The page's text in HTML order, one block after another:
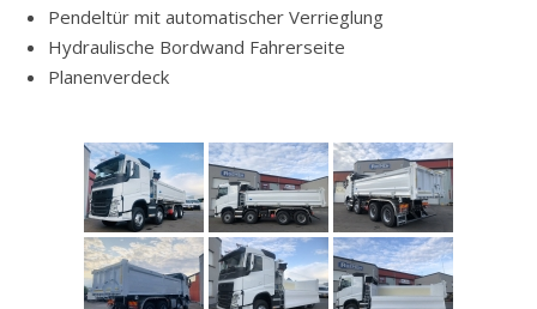
Pendeltür mit automatischer Verrieglung
Hydraulische Bordwand Fahrerseite
Planenverdeck